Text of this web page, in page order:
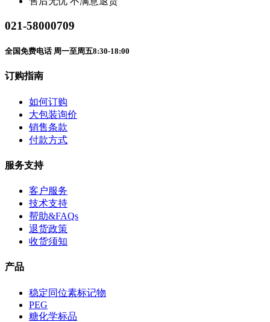
021-58000709
全国免费电话 周一至周五8:30-18:00
订购指南
如何订购
大包装询价
销售条款
付款方式
服务支持
客户服务
技术支持
帮助&FAQs
退货政策
收货须知
产品
稳定同位素标记物
PEG
糖化学标品